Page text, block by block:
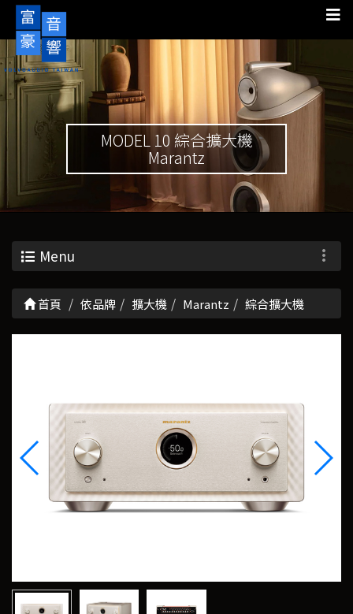
MODEL 10 綜合擴大機
Marantz
Menu
首頁 依品牌 擴大機 Marantz 綜合擴大機